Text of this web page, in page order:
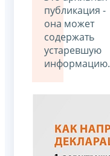
публикация -
она может
содержать
устаревшую
информацию.